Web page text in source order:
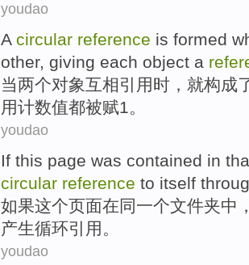
youdao
A circular reference is formed
other, giving each object a
当两个对象互相引用时， 就构成
用计数值都被赋1。
youdao
If this page was contained in
circular reference to itself
如果这个页面在同一个文件夹中
产生循环引用 。
youdao